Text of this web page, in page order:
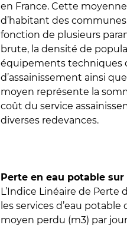
en France. Cette
d’habitant des
fonction de plusieurs
brute, la densité de
équipements techniques
d’assainissement ainsi
moyen représente la
coût du service
diverses redevances.
Perte en eau potable sur
L’Indice Linéaire de
les services d’eau
moyen perdu (m3) par